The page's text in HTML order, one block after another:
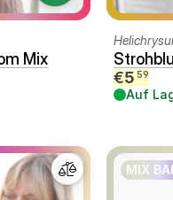
Mix
€5 59
Auf
MIX